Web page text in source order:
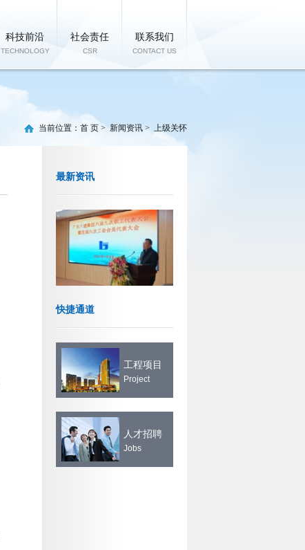
科技前沿
TECHNOLOGY
社会责任
CSR
联系我们
CONTACT US
当前位置： 首 页 >新闻资讯 > 上级关怀
最新资讯
快捷通道
工程项目
Project
人才招聘
Jobs